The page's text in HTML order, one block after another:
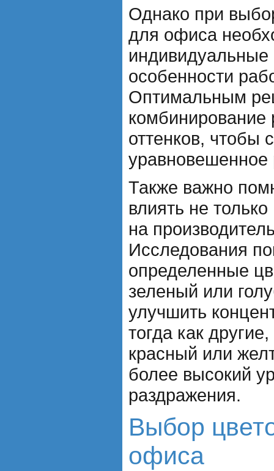
Однако при
для офиса
индивидуальные
особенности
Оптимальным
комбинирование
оттенков, чтобы
уравновешенное
Также важно
влиять не
на
Исследования
определенные
зеленый или
улучшить
тогда как
красный или
более высокий
раздражения.
Выбор
офиса